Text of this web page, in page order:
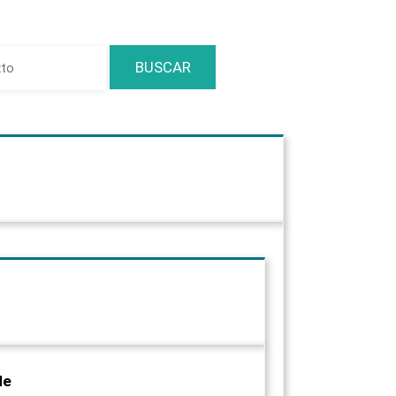
BUSCAR